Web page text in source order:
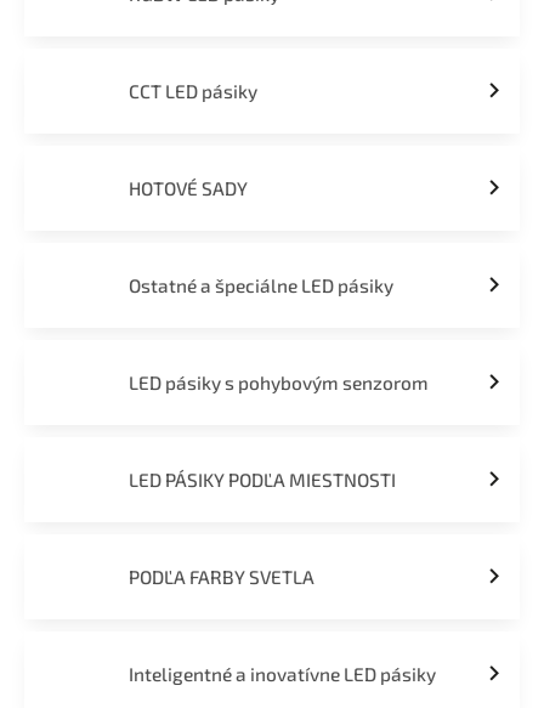
CCT LED pásiky
HOTOVÉ SADY
Ostatné a špeciálne LED pásiky
LED pásiky s pohybovým senzorom
LED PÁSIKY PODĽA MIESTNOSTI
PODĽA FARBY SVETLA
Inteligentné a inovatívne LED pásiky